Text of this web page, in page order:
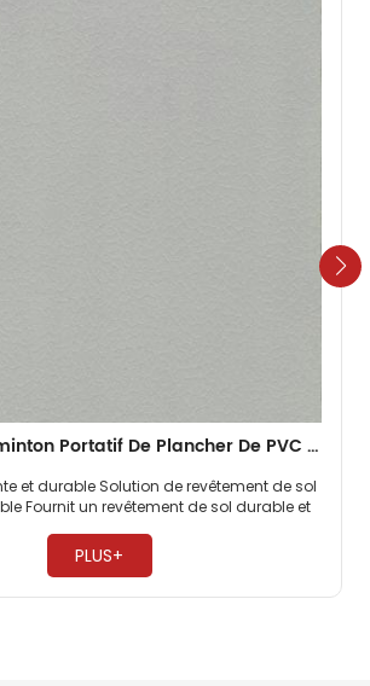
Tapis De Badminton Portatif De Plancher De PVC De Sports Durables De 4.5mm
et durable Solution de revêtement de sol
Fournit un revêtement de sol durable et
PLUS+